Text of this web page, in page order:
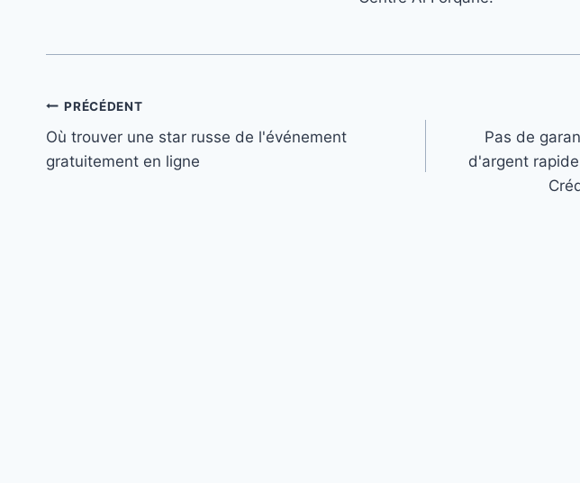
Navigation
de
PRÉCÉDENT
Où trouver une star russe de l'événement
gratuitement en ligne
Pas de
d'argent